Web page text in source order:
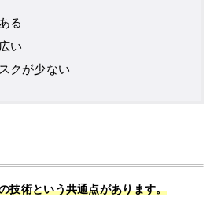
る
い
クが少ない
技術という共通点があります。